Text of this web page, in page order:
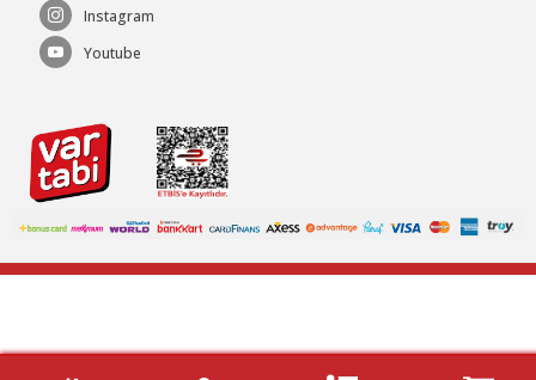
Instagram
Youtube